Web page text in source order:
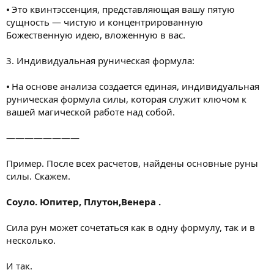
⦁ Это квинтэссенция, представляющая вашу пятую
сущность — чистую и концентрированную
Божественную идею, вложенную в вас.
3. Индивидуальная руническая формула:
⦁ На основе анализа создается единая, индивидуальная
руническая формула силы, которая служит ключом к
вашей магической работе над собой.
————————
Пример. После всех расчетов, найдены основные руны
силы. Скажем.
Соуло. Юпитер, Плутон,Венера .
Сила рун может сочетаться как в одну формулу, так и в
несколько.
И так.